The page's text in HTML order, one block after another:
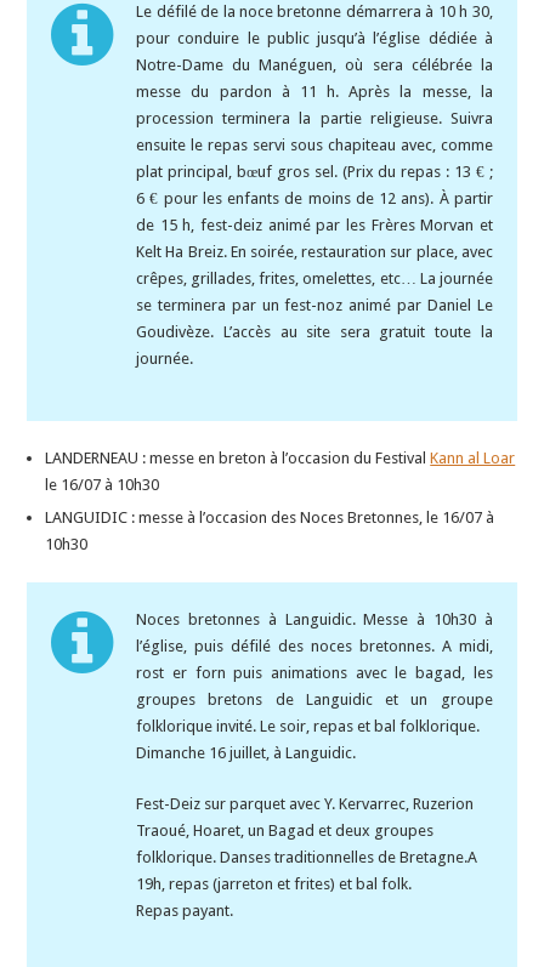
Le défilé de la noce bretonne démarrera à 10 h 30,
pour conduire le public jusqu’à l’église dédiée à
Notre-Dame du Manéguen, où sera célébrée la
messe du pardon à 11 h. Après la messe, la
procession terminera la partie religieuse. Suivra
ensuite le repas servi sous chapiteau avec, comme
plat principal, bœuf gros sel. (Prix du repas : 13 € ;
6 € pour les enfants de moins de 12 ans). À partir
de 15 h, fest-deiz animé par les Frères Morvan et
Kelt Ha Breiz. En soirée, restauration sur place, avec
crêpes, grillades, frites, omelettes, etc… La journée
se terminera par un fest-noz animé par Daniel Le
Goudivèze. L’accès au site sera gratuit toute la
journée.
LANDERNEAU : messe en breton à l’occasion du FestivalKann al Loar
le 16/07 à 10h30
LANGUIDIC : messe à l’occasion des Noces Bretonnes, le 16/07 à
10h30
Noces bretonnes à Languidic. Messe à 10h30 à
l’église, puis défilé des noces bretonnes. A midi,
rost er forn puis animations avec le bagad, les
groupes bretons de Languidic et un groupe
folklorique invité. Le soir, repas et bal folklorique.
Dimanche 16 juillet, à Languidic.
Fest-Deiz sur parquet avec Y. Kervarrec, Ruzerion
Traoué, Hoaret, un Bagad et deux groupes
folklorique. Danses traditionnelles de Bretagne.A
19h, repas (jarreton et frites) et bal folk.
Repas payant.